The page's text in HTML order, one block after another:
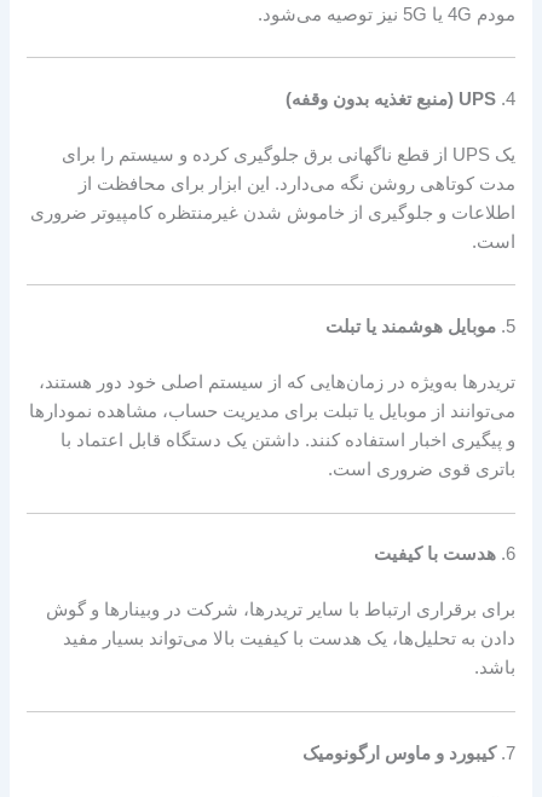
مودم 4G یا 5G نیز توصیه می‌شود.
4. UPS (منبع تغذیه بدون وقفه)
یک UPS از قطع ناگهانی برق جلوگیری کرده و سیستم را برای
مدت کوتاهی روشن نگه می‌دارد. این ابزار برای محافظت از
اطلاعات و جلوگیری از خاموش شدن غیرمنتظره کامپیوتر ضروری
است.
5. موبایل هوشمند یا تبلت
تریدرها به‌ویژه در زمان‌هایی که از سیستم اصلی خود دور هستند،
می‌توانند از موبایل یا تبلت برای مدیریت حساب، مشاهده نمودارها
و پیگیری اخبار استفاده کنند. داشتن یک دستگاه قابل اعتماد با
باتری قوی ضروری است.
6. هدست با کیفیت
برای برقراری ارتباط با سایر تریدرها، شرکت در وبینارها و گوش
دادن به تحلیل‌ها، یک هدست با کیفیت بالا می‌تواند بسیار مفید
باشد.
7. کیبورد و ماوس ارگونومیک